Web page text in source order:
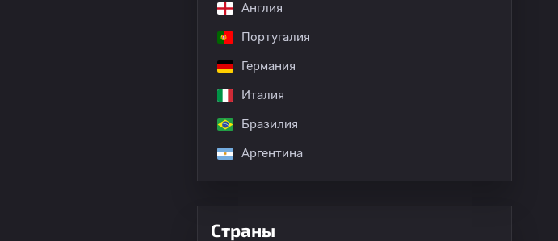
Англия
Португалия
Германия
Италия
Бразилия
Аргентина
Страны